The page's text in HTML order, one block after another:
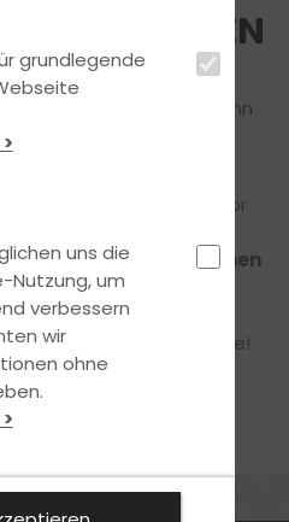
ANFRAGEN
bei einem
Das freut uns, denn
möchten auch Dir gerne
oder andere Frage, bevor
in einem unverbindlichen
Termin in unserer
und bequem von zuhause!
grundlegende
uns die
Nutzung, um
verbessern
wir
ohne